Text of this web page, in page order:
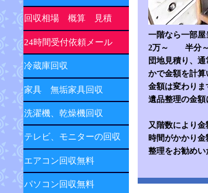
一階なら一部
2万～ 半分～
団地見積り、
かで金額を計算
金額は変わり
遺品整理の金額
又階数により金
時間がかかり
整理をお勧めい
回収相場 概算 見積
24時間受付依頼メール
冷蔵庫回収
家具 無垢家具回収
洗濯機、乾燥機回収
テレビ、モニターの回収
エアコン回収無料
パソコン回収無料